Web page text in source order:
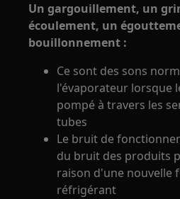
Un gargouillement, un
écoulement, un
bouillonnement :
Ce sont des sons
l'évaporateur lorsque
pompé à travers les
tubes
Le bruit de
du bruit des produits
raison d'une nouvelle
réfrigérant